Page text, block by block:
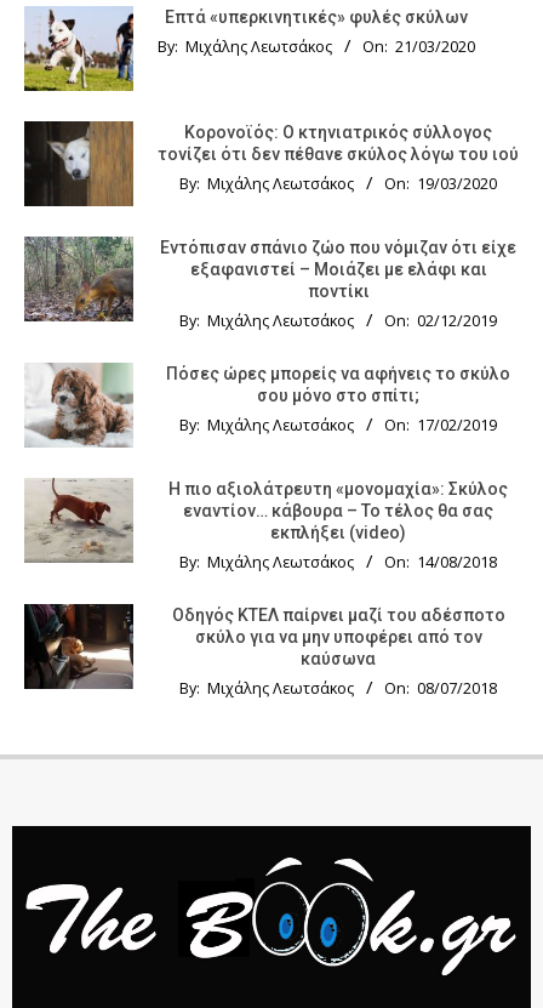
Επτά «υπερκινητικές» φυλές σκύλων
By: Μιχάλης Λεωτσάκος On: 21/03/2020
Κορονοϊός: Ο κτηνιατρικός σύλλογος
τονίζει ότι δεν πέθανε σκύλος λόγω του ιού
By: Μιχάλης Λεωτσάκος On: 19/03/2020
Εντόπισαν σπάνιο ζώο που νόμιζαν ότι είχε
εξαφανιστεί – Μοιάζει με ελάφι και
ποντίκι
By: Μιχάλης Λεωτσάκος On: 02/12/2019
Πόσες ώρες μπορείς να αφήνεις το σκύλο
σου μόνο στο σπίτι;
By: Μιχάλης Λεωτσάκος On: 17/02/2019
Η πιο αξιολάτρευτη «μονομαχία»: Σκύλος
εναντίον… κάβουρα – Το τέλος θα σας
εκπλήξει (video)
By: Μιχάλης Λεωτσάκος On: 14/08/2018
Οδηγός KTΕΛ παίρνει μαζί του αδέσποτο
σκύλο για να μην υποφέρει από τον
καύσωνα
By: Μιχάλης Λεωτσάκος On: 08/07/2018